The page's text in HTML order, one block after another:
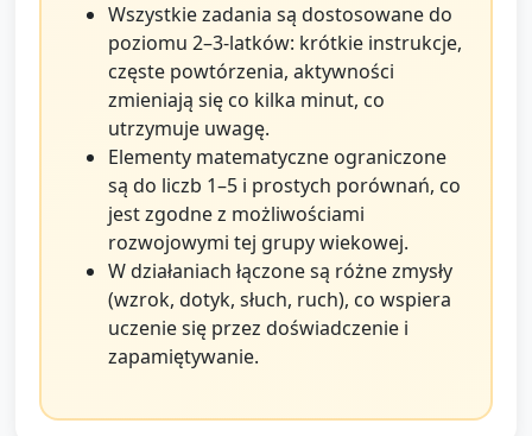
Wszystkie zadania są dostosowane do
poziomu 2–3-latków: krótkie instrukcje,
częste powtórzenia, aktywności
zmieniają się co kilka minut, co
utrzymuje uwagę.
Elementy matematyczne ograniczone
są do liczb 1–5 i prostych porównań, co
jest zgodne z możliwościami
rozwojowymi tej grupy wiekowej.
W działaniach łączone są różne zmysły
(wzrok, dotyk, słuch, ruch), co wspiera
uczenie się przez doświadczenie i
zapamiętywanie.